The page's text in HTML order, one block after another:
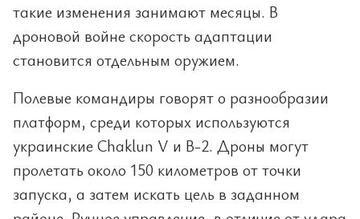
такие изменения занимают месяцы. В
дроновой войне скорость адаптации
становится отдельным оружием.
Полевые командиры говорят о разнообразии
платформ, среди которых используются
украинские Chaklun V и B-2. Дроны могут
пролетать около 150 километров от точки
запуска, а затем искать цель в заданном